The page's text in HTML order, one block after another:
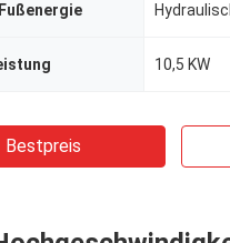
10,5 KW
Bestpreis